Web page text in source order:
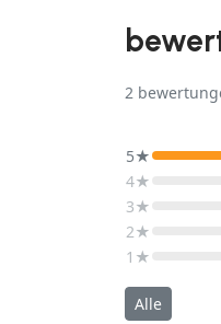
2
5★
4★
3★
2★
1★
Alle